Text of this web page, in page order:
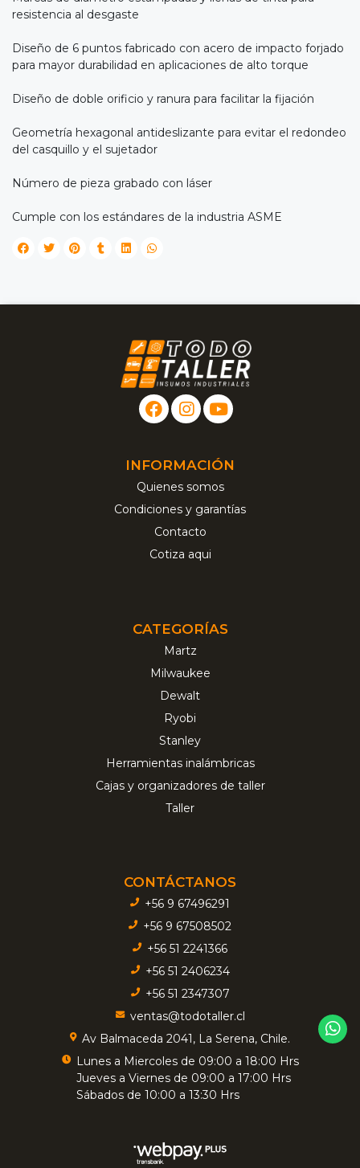
resistencia al desgaste
Diseño de 6 puntos fabricado con acero de impacto forjado
para mayor durabilidad en aplicaciones de alto torque
Diseño de doble orificio y ranura para facilitar la fijación
Geometría hexagonal antideslizante para evitar el redondeo
del casquillo y el sujetador
Número de pieza grabado con láser
Cumple con los estándares de la industria ASME
INFORMACIÓN
Quienes somos
Condiciones y garantías
Contacto
Cotiza aqui
CATEGORÍAS
Martz
Milwaukee
Dewalt
Ryobi
Stanley
Herramientas inalámbricas
Cajas y organizadores de taller
Taller
CONTÁCTANOS
+56 9 67496291
+56 9 67508502
+56 51 2241366
+56 51 2406234
+56 51 2347307
ventas@todotaller.cl
Av Balmaceda 2041, La Serena, Chile.
Lunes a Miercoles de 09:00 a 18:00 Hrs
Jueves a Viernes de 09:00 a 17:00 Hrs
Sábados de 10:00 a 13:30 Hrs